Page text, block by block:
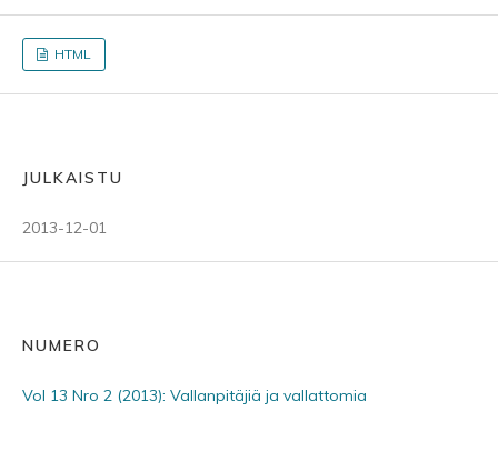
HTML
JULKAISTU
2013-12-01
NUMERO
Vol 13 Nro 2 (2013): Vallanpitäjiä ja vallattomia